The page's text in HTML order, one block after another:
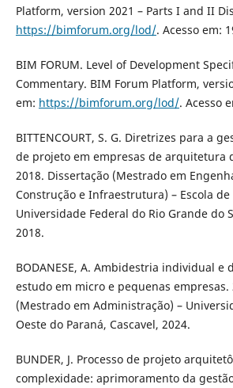
Platform, version 2021 – Parts I and II
https://bimforum.org/lod/. Acesso em:
BIM FORUM. Level of Development
Commentary. BIM Forum Platform,
em: https://bimforum.org/lod/. Acesso
BITTENCOURT, S. G. Diretrizes para a
de projeto em empresas de arquitetura
2018. Dissertação (Mestrado em
Construção e Infraestrutura) – Escola
Universidade Federal do Rio Grande do
2018.
BODANESE, A. Ambidestria individual e
estudo em micro e pequenas empresas.
(Mestrado em Administração) –
Oeste do Paraná, Cascavel, 2024.
BUNDER, J. Processo de projeto
complexidade: aprimoramento da